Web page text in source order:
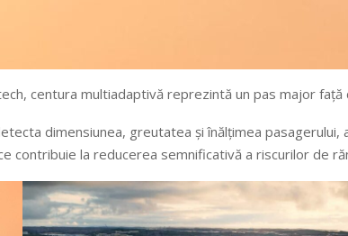
centura multiadaptivă reprezintă un pas major față
dimensiunea, greutatea și înălțimea pasagerului,
contribuie la reducerea semnificativă a riscurilor de